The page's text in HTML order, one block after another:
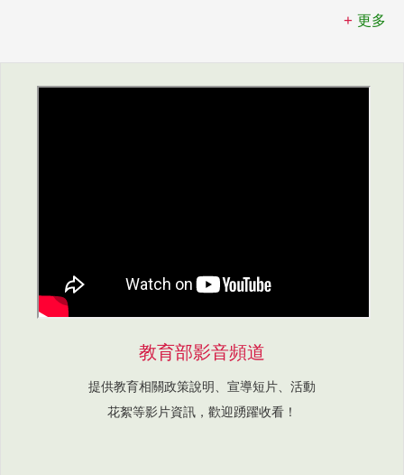
更多
教育部影音頻道
提供教育相關政策說明、宣導短片、活動
花絮等影片資訊，歡迎踴躍收看！